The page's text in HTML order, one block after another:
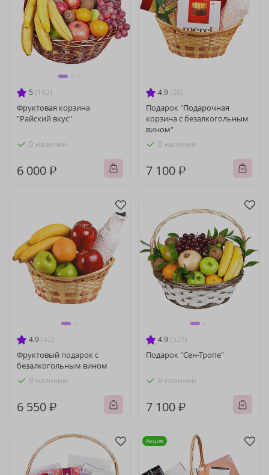
5 (182)
Фруктовая корзина
"Райский вкус"
В наличии
6 000 ₽
4.9 (28)
Подарок "Подарочная
корзина с безалкогольным
вином"
В наличии
7 100 ₽
4.9 (42)
Фруктовый подарок с
безалкогольным вином
В наличии
6 550 ₽
4.9 (523)
Подарок "Сен-Тропе"
В наличии
7 100 ₽
Акция